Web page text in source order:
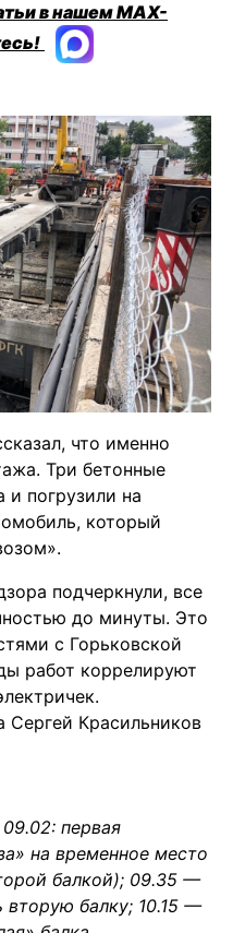
в нашем MAX-
что именно
Три бетонные
и погрузили на
который
подчеркнули, все
до минуты. Это
с Горьковской
работ коррелируют
Сергей Красильников
первая
на временное место
балкой); 09.35 —
вторую балку; 10.15 —